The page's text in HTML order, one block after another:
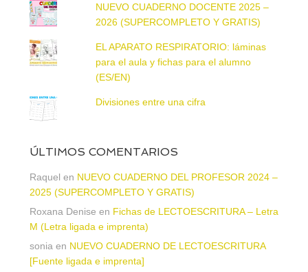
NUEVO CUADERNO DOCENTE 2025 –
2026 (SUPERCOMPLETO Y GRATIS)
EL APARATO RESPIRATORIO: láminas
para el aula y fichas para el alumno
(ES/EN)
Divisiones entre una cifra
ÚLTIMOS COMENTARIOS
Raquel en NUEVO CUADERNO DEL PROFESOR 2024 –
2025 (SUPERCOMPLETO Y GRATIS)
Roxana Denise en Fichas de LECTOESCRITURA – Letra
M (Letra ligada e imprenta)
sonia en NUEVO CUADERNO DE LECTOESCRITURA
[Fuente ligada e imprenta]